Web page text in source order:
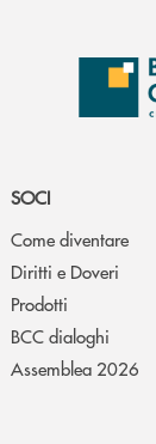
SOCI
Come diventare
Diritti e Doveri
Prodotti
BCC dialoghi
Assemblea 2026